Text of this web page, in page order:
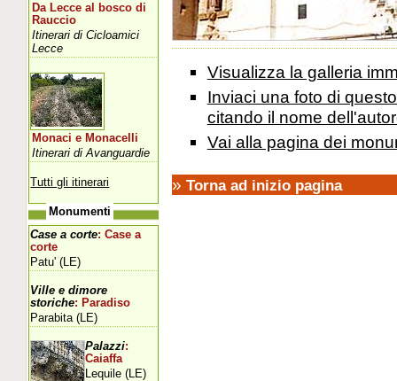
Visualizza la galleria
Inviaci una foto di
citando il nome
Vai alla pagina dei
» Torna ad inizio pagina
Da Lecce al bosco di
Rauccio
Itinerari di Cicloamici
Lecce
Monaci e Monacelli
Itinerari di Avanguardie
Tutti gli itinerari
Monumenti
Case a corte: Case a
corte
Patu' (LE)
Ville e dimore
storiche: Paradiso
Parabita (LE)
Palazzi:
Caiaffa
Lequile (LE)